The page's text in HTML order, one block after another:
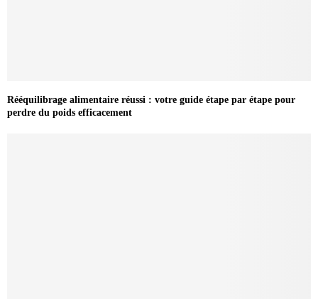
Rééquilibrage alimentaire réussi : votre guide étape par étape pour
perdre du poids efficacement